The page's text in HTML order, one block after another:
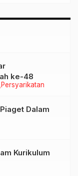
Persyarikatan
ke-48
Dalam
Kurikulum